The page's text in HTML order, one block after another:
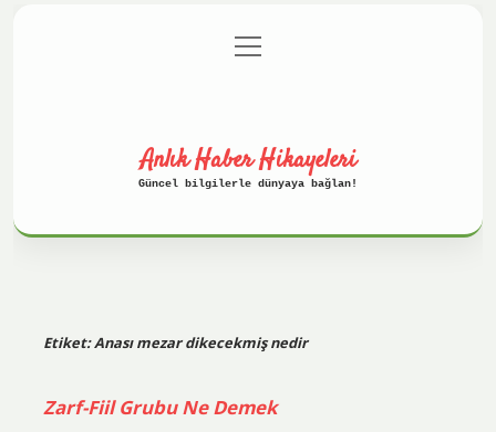
Gizlilik Politikası
menüyü
aç
Anlık Haber Hikayeleri
Güncel bilgilerle dünyaya bağlan!
Etiket:Anası mezar dikecekmiş nedir
Zarf-Fiil Grubu Ne Demek